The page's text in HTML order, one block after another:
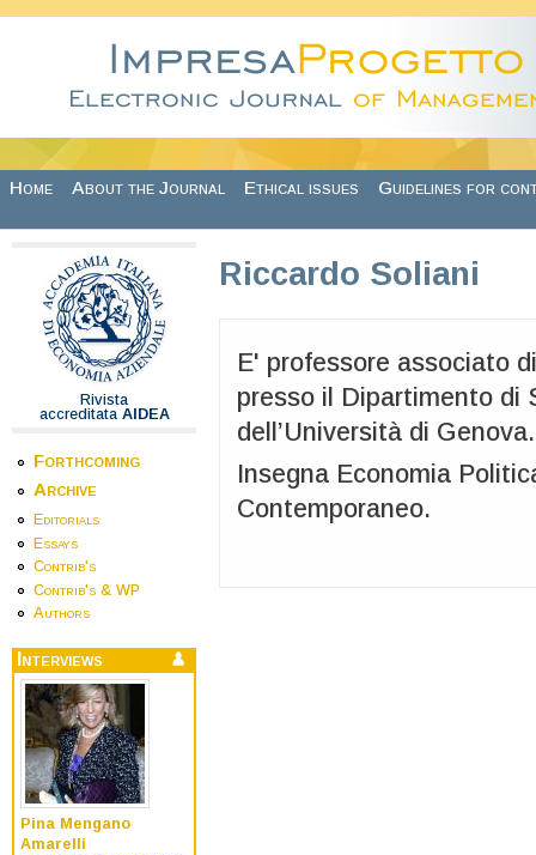
Home About the Journal Ethical issues Guidelines for
Rivista
accreditata AIDEA
Forthcoming
Archive
Editorials
Essays
Contrib's
Contrib's & WP
Authors
Interviews
Pina Mengano
Amarelli
Riccardo Soliani
E' professore associato
presso il Dipartimento di
dell’Università di Genova.
Insegna Economia
Contemporaneo.